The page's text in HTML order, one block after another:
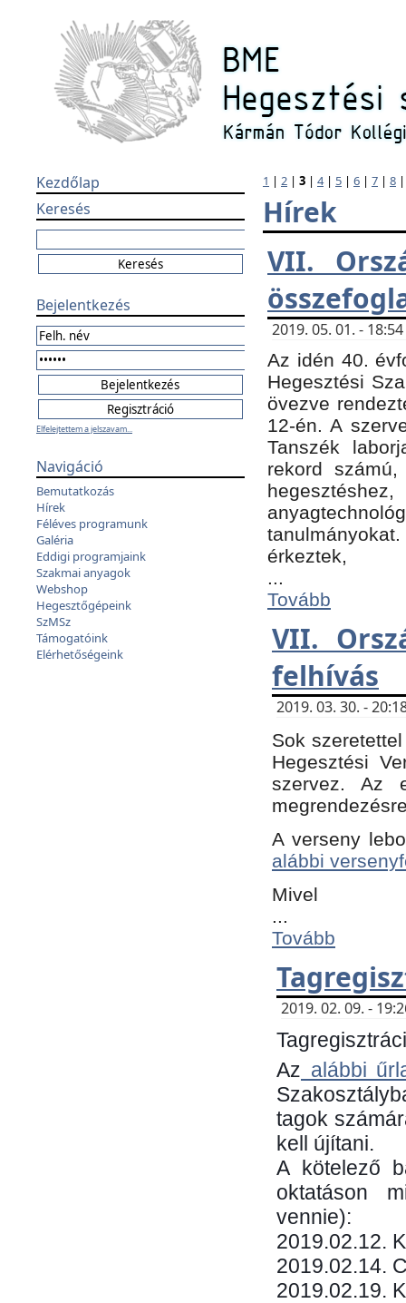
Kezdőlap
Keresés
Bejelentkezés
Elfelejtettem a jelszavam...
Navigáció
Bemutatkozás
Hírek
Féléves programunk
Galéria
Eddigi programjaink
Szakmai anyagok
Webshop
Hegesztőgépeink
SzMSz
Támogatóink
Elérhetőségeink
1 | 2 | 3 | 4| 5 | 6 | 7 | 8
Hírek
VII.
2019. 05. 01. -
Az idén 40.
Hegesztési
övezve
12-én. A
Tanszék
rekord
érkeztek,
...
Tovább
VII.
felhívás
2019. 03. 30. -
Sok
Hegesztési
szervez. Az
A verseny
alábbi
Mivel
...
Tovább
2019. 02. 09. -
Az alábbi
tagok
kell újítani.
​A kötelező
oktatáson
vennie):
​2019.02.12.
2019.02.14.
2019.02.19.